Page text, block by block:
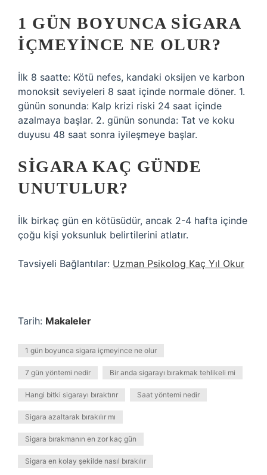
1 GÜN BOYUNCA SIGARA
IÇMEYINCE NE OLUR?
İlk 8 saatte: Kötü nefes, kandaki oksijen ve karbon
monoksit seviyeleri 8 saat içinde normale döner. 1.
günün sonunda: Kalp krizi riski 24 saat içinde
azalmaya başlar. 2. günün sonunda: Tat ve koku
duyusu 48 saat sonra iyileşmeye başlar.
SIGARA KAÇ GÜNDE
UNUTULUR?
İlk birkaç gün en kötüsüdür, ancak 2-4 hafta içinde
çoğu kişi yoksunluk belirtilerini atlatır.
Tavsiyeli Bağlantılar: Uzman Psikolog Kaç Yıl Okur
Tarih: Makaleler
1 gün boyunca sigara içmeyince ne olur
7 gün yöntemi nedir Bir anda sigarayı bırakmak tehlikeli mi
Hangi bitki sigarayı bıraktırır Saat yöntemi nedir
Sigara azaltarak bırakılır mı
Sigara bırakmanın en zor kaç gün
Sigara en kolay şekilde nasıl bırakılır